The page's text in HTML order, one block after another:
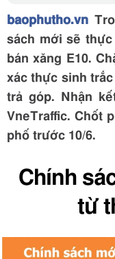
baophutho.vn
sách mới sẽ
bán xăng E10.
xác thực sinh
trả góp. Nhận
VneTraffic. Chốt
phố trước 10/6.
Chính
từ